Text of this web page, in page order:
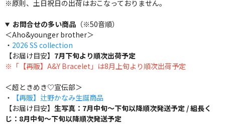
※原則、土日祝日の出荷はおこなっておりません。
お問合せの多い商品（※50音順）
＜Aho&younger brother＞
・ 2026 SS collection
【お届け目安】 7月下旬より順次出荷予定
※「【再販】A&Y Bracelet」は8月上旬より順次出荷予定
＜超ときめき♡宣伝部＞
・
【再販】辻野かなみ生誕商品
【お届け目安】 生写真：7月中旬～下旬以降順次発送予定 / 組長く
じ：8月中旬～下旬以降順次発送予定